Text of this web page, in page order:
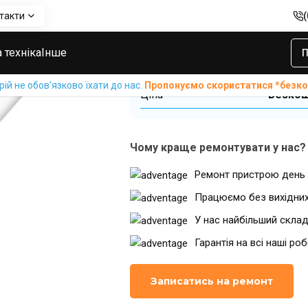
Інше
не обов'язково їхати до нас. Пропонуємо скористатися
Apple Pencil 1
Діагностика
Ціна
Чому краще ремонтувати у нас?
Ремонт пристрою день
Працюємо без
У нас найбільший
Гарантія на всі наші
Записатись на ремонт